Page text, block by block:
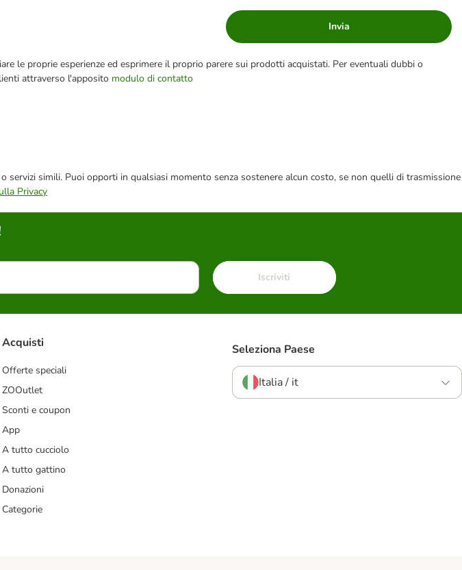
Invia
le proprie esperienze ed esprimere il proprio parere sui prodotti acquistati. Per eventuali dubbi o
attraverso l'apposito modulo di contatto
simili. Puoi opporti in qualsiasi momento senza sostenere alcun costo, se non quelli di trasmissione
Privacy
Iscriviti
Acquisti
Offerte speciali
ZOOutlet
Sconti e coupon
App
A tutto cucciolo
A tutto gattino
Donazioni
Categorie
Seleziona Paese
Italia / it